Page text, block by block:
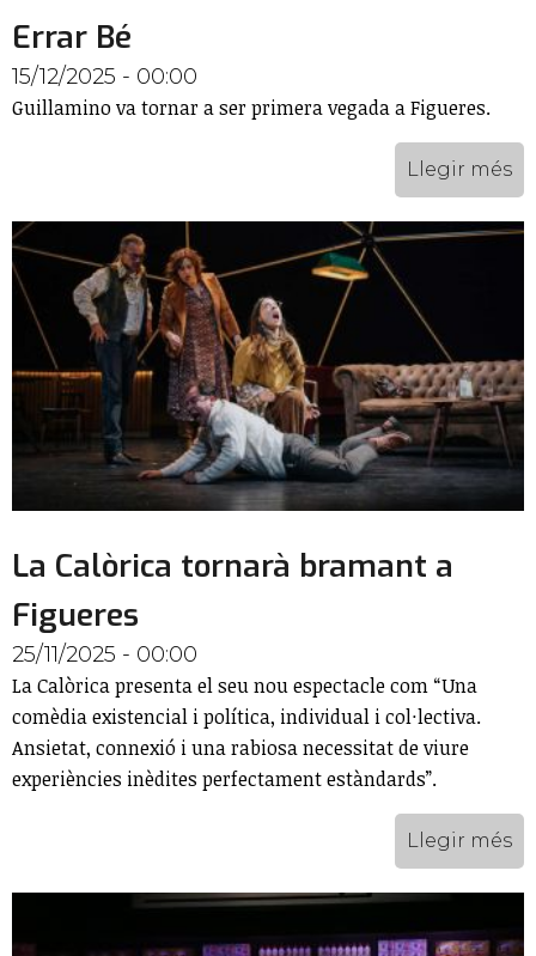
Errar Bé
15/12/2025 - 00:00
Guillamino va tornar a ser primera vegada a Figueres.
Llegir més
La Calòrica tornarà bramant a
Figueres
25/11/2025 - 00:00
La Calòrica presenta el seu nou espectacle com “Una
comèdia existencial i política, individual i col·lectiva.
Ansietat, connexió i una rabiosa necessitat de viure
experiències inèdites perfectament estàndards”.
Llegir més